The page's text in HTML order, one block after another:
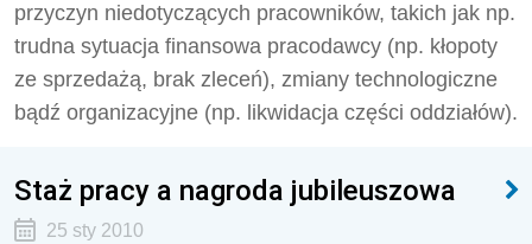
przyczyn niedotyczących pracowników, takich jak np.
trudna sytuacja finansowa pracodawcy (np. kłopoty
ze sprzedażą, brak zleceń), zmiany technologiczne
bądź organizacyjne (np. likwidacja części oddziałów).
Staż pracy a nagroda jubileuszowa
25 sty 2010